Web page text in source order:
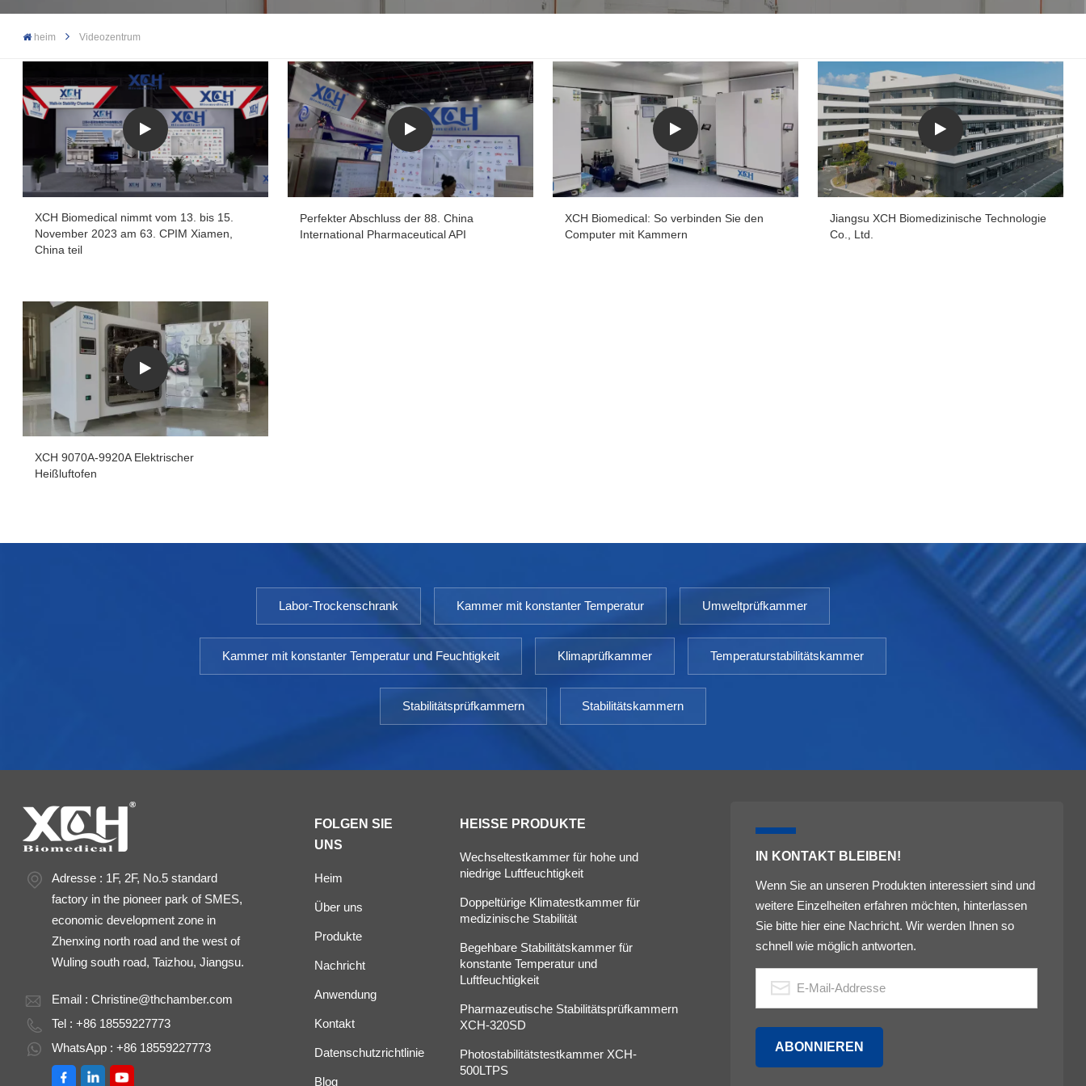
Melayu
Tiếng Việt
Indonesia
বাংলা
heim Videozentrum
XCH Biomedical nimmt vom 13. bis 15.
November 2023 am 63. CPIM Xiamen,
China teil
Perfekter Abschluss der 88. China
International Pharmaceutical API
XCH Biomedical: So verbinden Sie den
Computer mit Kammern
Jiangsu XCH Biomedizinische Technologie
Co., Ltd.
XCH 9070A-9920A Elektrischer
Heißluftofen
Labor-Trockenschrank Kammer mit konstanter Temperatur Umweltprüfkammer
Kammer mit konstanter Temperatur und Feuchtigkeit Klimaprüfkammer Temperaturstabilitätskammer
Stabilitätsprüfkammern Stabilitätskammern
Adresse : 1F, 2F, No.5 standard
factory in the pioneer park of SMES,
economic development zone in
Zhenxing north road and the west of
Wuling south road, Taizhou, Jiangsu.
Email :Christine@thchamber.com
Tel : +86 18559227773
WhatsApp : +86 18559227773
FOLGEN SIE
UNS
Heim
Über uns
Produkte
Nachricht
Anwendung
Kontakt
Datenschutzrichtlinie
Blog
HEISSE PRODUKTE
Wechseltestkammer für hohe und
niedrige Luftfeuchtigkeit
Doppeltürige Klimatestkammer für
medizinische Stabilität
Begehbare Stabilitätskammer für
konstante Temperatur und
Luftfeuchtigkeit
Pharmazeutische Stabilitätsprüfkammern
XCH-320SD
Photostabilitätstestkammer XCH-
500LTPS
IN KONTAKT BLEIBEN!
Wenn Sie an unseren Produkten interessiert sind und
weitere Einzelheiten erfahren möchten, hinterlassen
Sie bitte hier eine Nachricht. Wir werden Ihnen so
schnell wie möglich antworten.